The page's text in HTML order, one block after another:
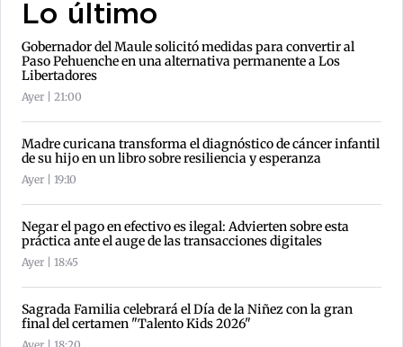
Lo último
Gobernador del Maule solicitó medidas para convertir al
Paso Pehuenche en una alternativa permanente a Los
Libertadores
Ayer | 21:00
Madre curicana transforma el diagnóstico de cáncer infantil
de su hijo en un libro sobre resiliencia y esperanza
Ayer | 19:10
Negar el pago en efectivo es ilegal: Advierten sobre esta
práctica ante el auge de las transacciones digitales
Ayer | 18:45
Sagrada Familia celebrará el Día de la Niñez con la gran
final del certamen "Talento Kids 2026"